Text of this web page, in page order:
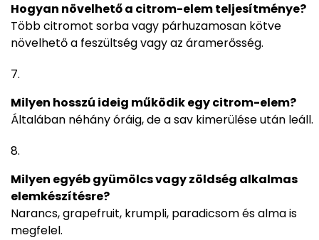
Hogyan növelhető a citrom-elem teljesítménye?
Több citromot sorba vagy párhuzamosan kötve
növelhető a feszültség vagy az áramerősség.
Milyen hosszú ideig működik egy citrom-elem?
Általában néhány óráig, de a sav kimerülése után leáll.
Milyen egyéb gyümölcs vagy zöldség alkalmas
elemkészítésre?
Narancs, grapefruit, krumpli, paradicsom és alma is
megfelel.